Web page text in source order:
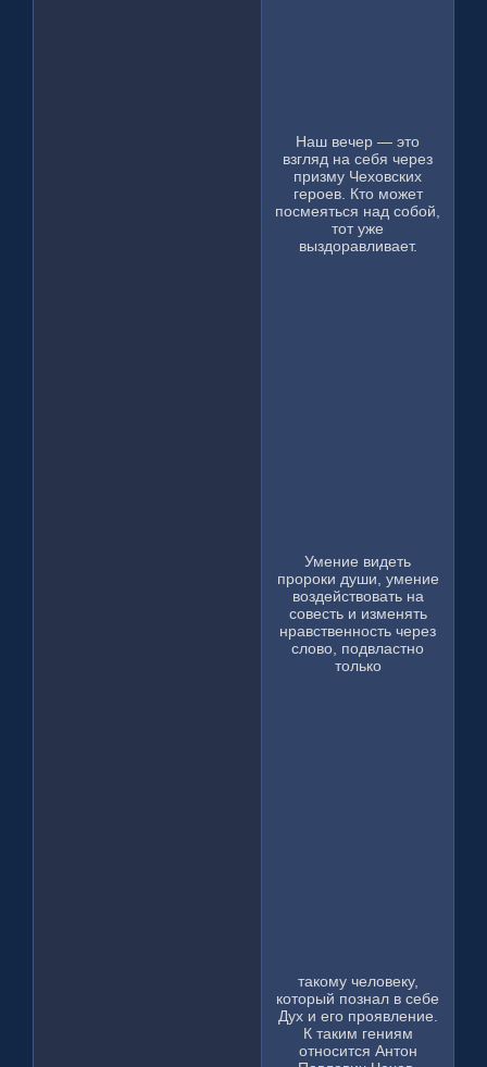
Наш вечер — это
взгляд на себя через
призму Чеховских
героев. Кто может
посмеяться над собой,
тот уже
выздоравливает.
Умение видеть
пророки души, умение
воздействовать на
совесть и изменять
нравственность через
слово, подвластно
только
такому человеку,
который познал в себе
Дух и его проявление.
К таким гениям
относится Антон